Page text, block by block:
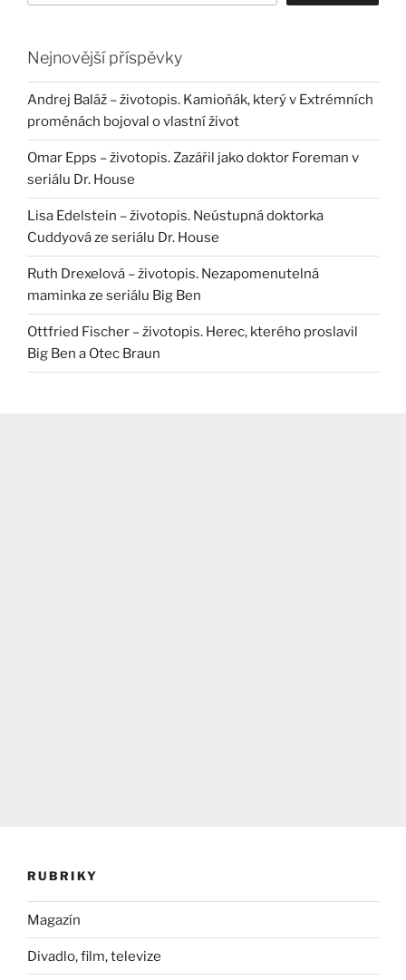
Nejnovější příspěvky
Andrej Baláž – životopis. Kamioňák, který v Extrémních
proměnách bojoval o vlastní život
Omar Epps – životopis. Zazářil jako doktor Foreman v
seriálu Dr. House
Lisa Edelstein – životopis. Neústupná doktorka
Cuddyová ze seriálu Dr. House
Ruth Drexelová – životopis. Nezapomenutelná
maminka ze seriálu Big Ben
Ottfried Fischer – životopis. Herec, kterého proslavil
Big Ben a Otec Braun
RUBRIKY
Magazín
Divadlo, film, televize